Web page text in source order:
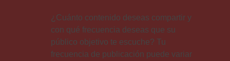
¿Cuánto contenido deseas compartir y
con qué frecuencia deseas que su
público objetivo te escuche? Tu
frecuencia de publicación puede variar